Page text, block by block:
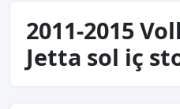
2011-2015
Jetta sol iç